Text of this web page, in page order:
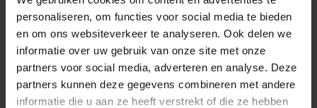
personaliseren, om functies voor social media te bieden
en om ons websiteverkeer te analyseren. Ook delen we
informatie over uw gebruik van onze site met onze
partners voor social media, adverteren en analyse. Deze
partners kunnen deze gegevens combineren met andere
informatie die u aan ze heeft verstrekt of die ze hebben
Bob rafraîchissant – Technologie
d’évaporation €39,95
VRAGEN OVER DIT PRODUCT?